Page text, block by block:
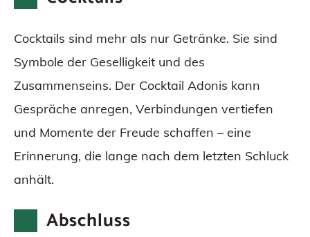
Cocktails sind mehr als nur Getränke. Sie sind
Symbole der Geselligkeit und des
Zusammenseins. Der Cocktail Adonis kann
Gespräche anregen, Verbindungen vertiefen
und Momente der Freude schaffen – eine
Erinnerung, die lange nach dem letzten Schluck
anhält.
Abschluss